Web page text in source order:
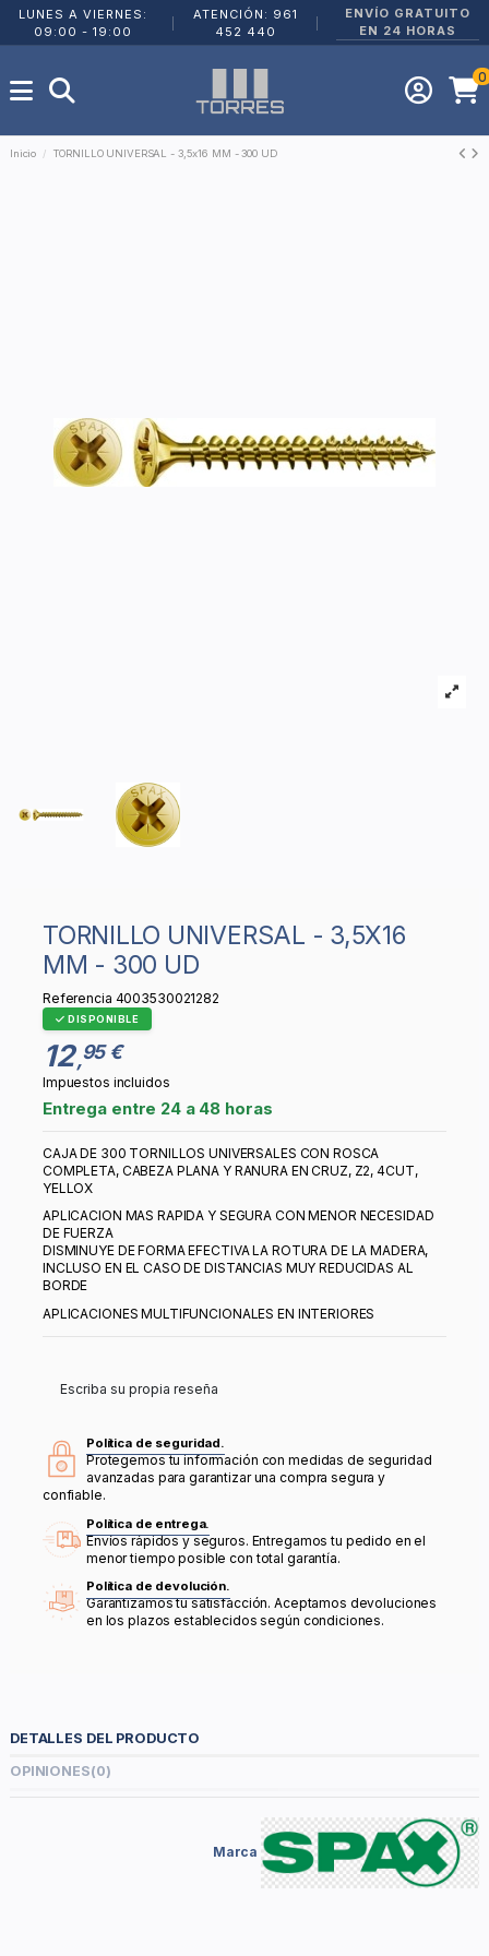
LUNES A VIERNES:
09:00 - 19:00
ATENCIÓN: 961
452 440
ENVÍO GRATUITO
EN 24 HORAS
0
Inicio TORNILLO UNIVERSAL - 3,5x16 MM - 300 UD
TORNILLO UNIVERSAL - 3,5X16
MM - 300 UD
Referencia 4003530021282
DISPONIBLE
12,95 €
Impuestos incluidos
Entrega entre 24 a 48 horas
CAJA DE 300 TORNILLOS UNIVERSALES CON ROSCA
COMPLETA, CABEZA PLANA Y RANURA EN CRUZ, Z2, 4CUT,
YELLOX
APLICACION MAS RAPIDA Y SEGURA CON MENOR NECESIDAD
DE FUERZA
DISMINUYE DE FORMA EFECTIVA LA ROTURA DE LA MADERA,
INCLUSO EN EL CASO DE DISTANCIAS MUY REDUCIDAS AL
BORDE
APLICACIONES MULTIFUNCIONALES EN INTERIORES
Escriba su propia reseña
Política de seguridad.
Protegemos tu información con medidas de seguridad
avanzadas para garantizar una compra segura y
confiable.
Política de entrega.
Envíos rápidos y seguros. Entregamos tu pedido en el
menor tiempo posible con total garantía.
Política de devolución.
Garantizamos tu satisfacción. Aceptamos devoluciones
en los plazos establecidos según condiciones.
DETALLES DEL PRODUCTO
OPINIONES(0)
Marca